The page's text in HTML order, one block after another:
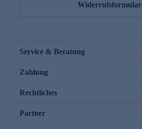
Widerrufsformular
Service & Beratung
Zahlung
Rechtliches
Partner